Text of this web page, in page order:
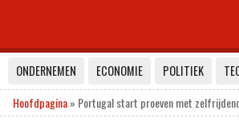
ONDERNEMEN ECONOMIE POLITIEK
Hoofdpagina» Portugal start proeven met